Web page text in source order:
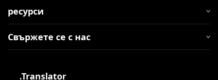
ресурси
Свържете се с нас
.Translator